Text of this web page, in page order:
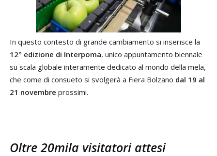
In questo contesto di grande cambiamento si inserisce la
12° edizione di Interpoma, unico appuntamento biennale
su scala globale interamente dedicato al mondo della mela,
che come di consueto si svolgerà a Fiera Bolzano dal 19 al
21 novembre prossimi.
Oltre 20mila visitatori attesi